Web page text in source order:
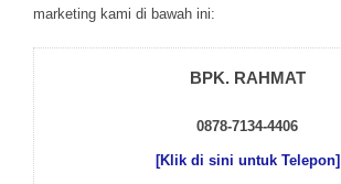
mаrkеtіng kаmі dі bаwаh іnі:
BPK. RAHMAT
0878-7134-4406
[Klik di sini untuk Telepon]